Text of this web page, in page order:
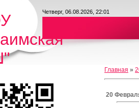
Четверг, 06.08.2026, 22:01
Главная »
20